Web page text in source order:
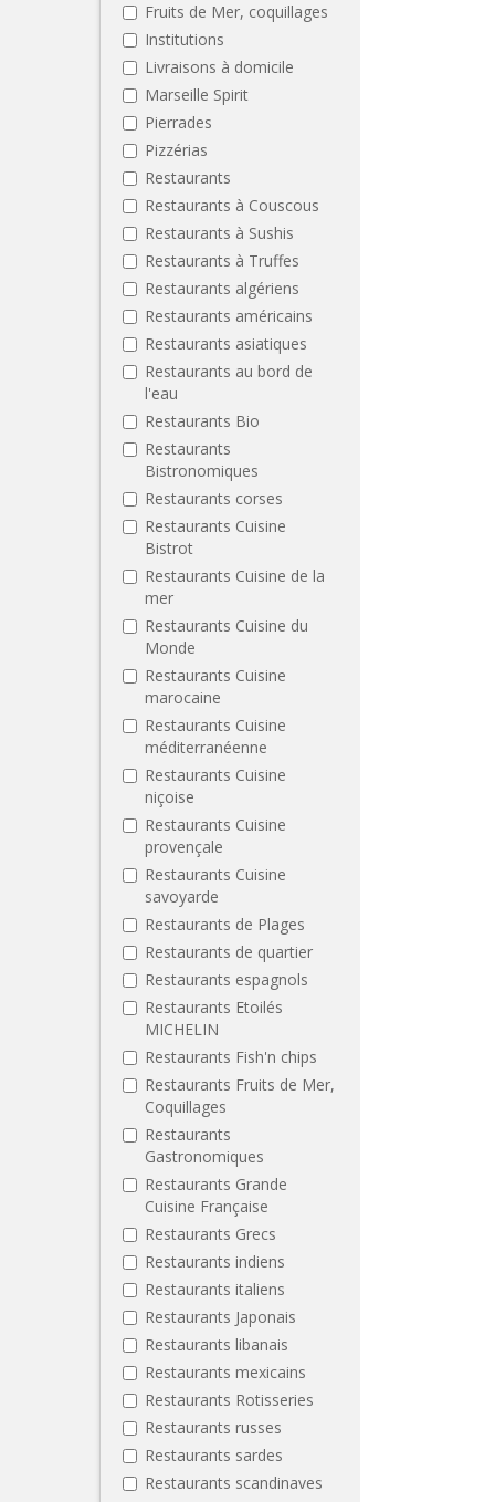
Fruits de Mer, coquillages
Institutions
Livraisons à domicile
Marseille Spirit
Pierrades
Pizzérias
Restaurants
Restaurants à Couscous
Restaurants à Sushis
Restaurants à Truffes
Restaurants algériens
Restaurants américains
Restaurants asiatiques
Restaurants au bord de
l'eau
Restaurants Bio
Restaurants
Bistronomiques
Restaurants corses
Restaurants Cuisine
Bistrot
Restaurants Cuisine de la
mer
Restaurants Cuisine du
Monde
Restaurants Cuisine
marocaine
Restaurants Cuisine
méditerranéenne
Restaurants Cuisine
niçoise
Restaurants Cuisine
provençale
Restaurants Cuisine
savoyarde
Restaurants de Plages
Restaurants de quartier
Restaurants espagnols
Restaurants Etoilés
MICHELIN
Restaurants Fish'n chips
Restaurants Fruits de Mer,
Coquillages
Restaurants
Gastronomiques
Restaurants Grande
Cuisine Française
Restaurants Grecs
Restaurants indiens
Restaurants italiens
Restaurants Japonais
Restaurants libanais
Restaurants mexicains
Restaurants Rotisseries
Restaurants russes
Restaurants sardes
Restaurants scandinaves